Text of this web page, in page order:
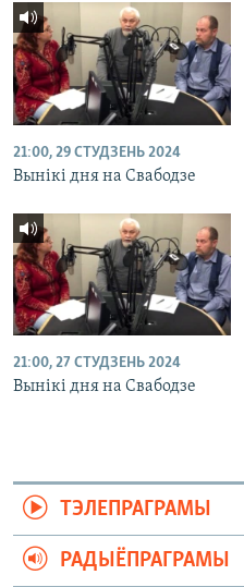
21:00, 29 СТУДЗЕНЬ 2024
Вынікі дня на Свабодзе
21:00, 27 СТУДЗЕНЬ 2024
Вынікі дня на Свабодзе
ТЭЛЕПРАГРАМЫ
РАДЫЁПРАГРАМЫ